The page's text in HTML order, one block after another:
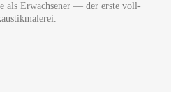
als Erwach­se­ner — der ers­te voll­